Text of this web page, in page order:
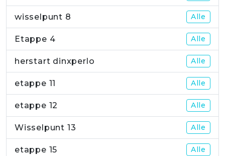
wisselpunt 8 Alle
Etappe 4 Alle
herstart dinxperlo Alle
etappe 11 Alle
etappe 12 Alle
Wisselpunt 13 Alle
etappe 15 Alle